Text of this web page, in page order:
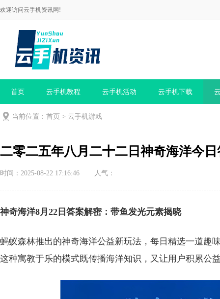
欢迎访问云手机资讯网!
首页 云手机教程 云手机活动 云手机下载
当前位置： 首页 > 云手机游戏
二零二五年八月二十二日神奇海洋今
时间：2025-08-22 17:16:46 人气：
神奇海洋8月22日答案解密：带鱼发光元素揭晓
蚂蚁森林推出的神奇海洋公益新玩法，每日精选一道趣
这种寓教于乐的模式既传播海洋知识，又让用户积累公